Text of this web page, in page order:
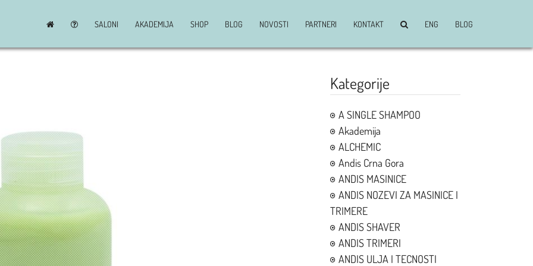
SALONI AKADEMIJA SHOP BLOG NOVOSTI PARTNERI KONTAKT ENG BLOG
Kategorije
A SINGLE SHAMPOO
Akademija
ALCHEMIC
Andis Crna Gora
ANDIS MASINICE
ANDIS NOZEVI ZA MASINICE I
TRIMERE
ANDIS SHAVER
ANDIS TRIMERI
ANDIS ULJA I TECNOSTI